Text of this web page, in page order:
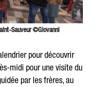
Sauveur ©Giovanni
pour découvrir
midi pour une visite du
par les frères, au